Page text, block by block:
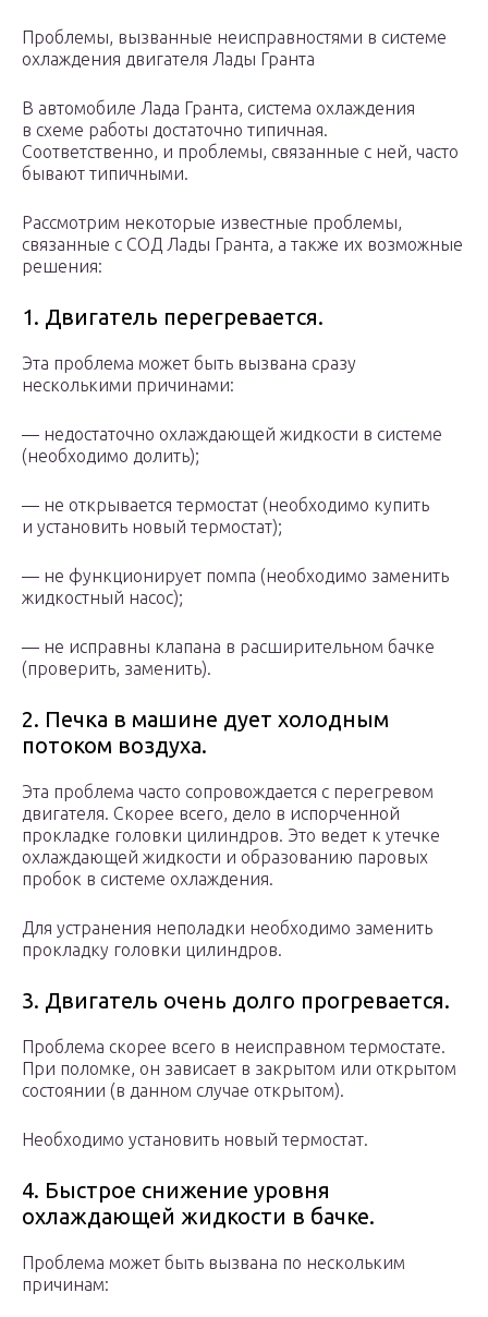
Проблемы, вызванные неисправностями в системе
охлаждения двигателя Лады Гранта
В автомобиле Лада Гранта, система охлаждения
в схеме работы достаточно типичная.
Соответственно, и проблемы, связанные с ней, часто
бывают типичными.
Рассмотрим некоторые известные проблемы,
связанные с СОД Лады Гранта, а также их возможные
решения:
1. Двигатель перегревается.
Эта проблема может быть вызвана сразу
несколькими причинами:
— недостаточно охлаждающей жидкости в системе
(необходимо долить);
— не открывается термостат (необходимо купить
и установить новый термостат);
— не функционирует помпа (необходимо заменить
жидкостный насос);
— не исправны клапана в расширительном бачке
(проверить, заменить).
2. Печка в машине дует холодным
потоком воздуха.
Эта проблема часто сопровождается с перегревом
двигателя. Скорее всего, дело в испорченной
прокладке головки цилиндров. Это ведет к утечке
охлаждающей жидкости и образованию паровых
пробок в системе охлаждения.
Для устранения неполадки необходимо заменить
прокладку головки цилиндров.
3. Двигатель очень долго прогревается.
Проблема скорее всего в неисправном термостате.
При поломке, он зависает в закрытом или открытом
состоянии (в данном случае открытом).
Необходимо установить новый термостат.
4. Быстрое снижение уровня
охлаждающей жидкости в бачке.
Проблема может быть вызвана по нескольким
причинам: